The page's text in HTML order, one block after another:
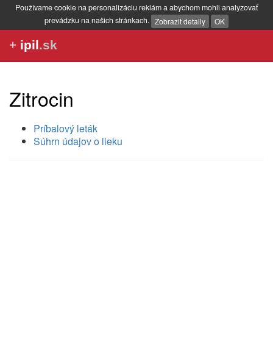
Používame cookie na personalizáciu reklám a abychom mohli analyzovať
prevádzku na našich stránkach. Zobrazit detaily OK
+ ipil.sk
Zitrocin
Príbalový leták
Súhrn údajov o lieku